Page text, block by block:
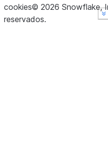
cookies© 2026 Snowflake,
reservados.